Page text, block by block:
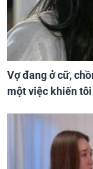
Vợ đang ở cữ,
một việc khiến